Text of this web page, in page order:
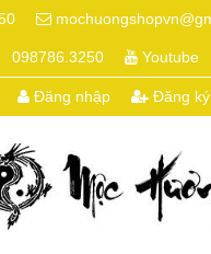
098786.3250 Youtube
Đăng nhập Đăng ký